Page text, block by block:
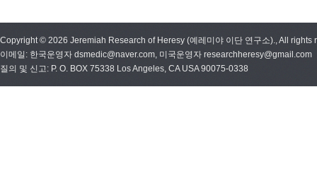
Copyright © 2026 Jeremiah Research of Heresy (예레미야 이단 연구소)., All rights
이메일: 한국운영자 dsmedic@naver.com, 미국운영자 researchheresy@gmail.com
질의 및 신고: P. O. BOX 75338 Los Angeles, CA USA 90075-0338